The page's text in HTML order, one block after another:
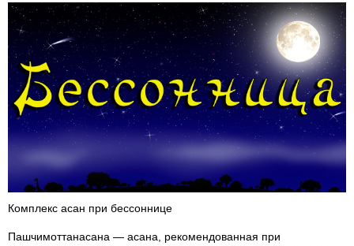
Комплекс асан при бессоннице
Пашчимоттанасана — асана, рекомендованная при